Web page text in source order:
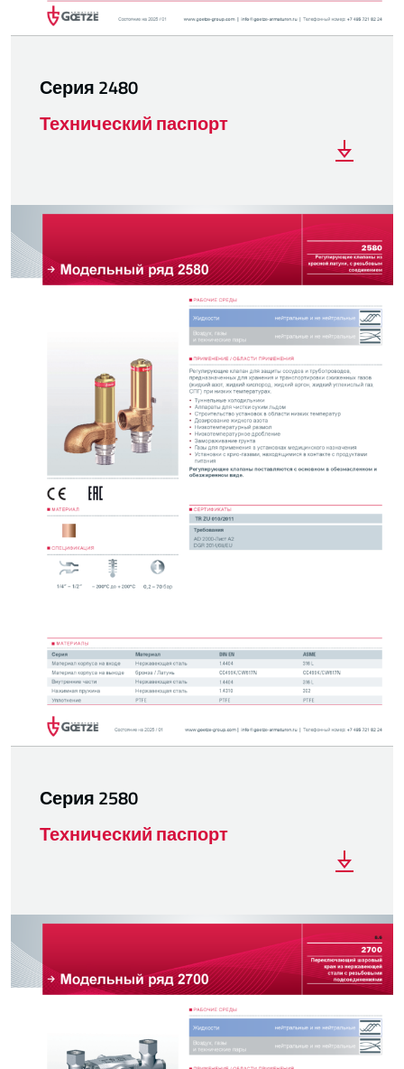
Серия 2480
Технический паспорт
Серия 2580
Технический паспорт